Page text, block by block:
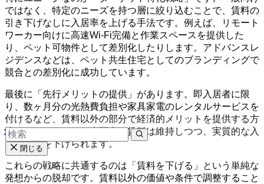
ではなく、特定のニーズを持つ層に絞り込むことで、賃料の
引き下げなしに入居率を上げる手法です。例えば、リモート
ワーカー向けに高速Wi-Fi完備と作業スペースを提供した
り、ペット可物件として差別化したりします。アドバンスレ
ジデンスなどは、ペット共生住宅としてのブランディングで
競合との差別化に成功しています。
最後に「先行メリットの提供」があります。即入居者に限
り、数ヶ月分の光熱費負担や家具家電のレンタルサービスを
付けるなど、賃料以外の部分で経済的メリットを提供する方
法です。これにより表面上の賃料は維持しつつ、実質的な入
居コストを下げられます。
これらの戦略に共通するのは「賃料を下げる」という単純な
発想からの脱却です。賃料以外の価値や条件で調整すること
閉じる